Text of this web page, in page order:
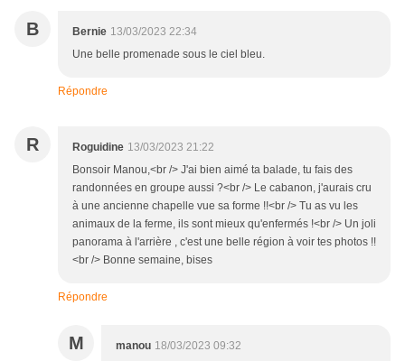
B Bernie 13/03/2023 22:34
Une belle promenade sous le ciel bleu.
Répondre
R Roguidine 13/03/2023 21:22
Bonsoir Manou,<br /> J'ai bien aimé ta balade, tu fais des
randonnées en groupe aussi ?<br /> Le cabanon, j'aurais cru
à une ancienne chapelle vue sa forme !!<br /> Tu as vu les
animaux de la ferme, ils sont mieux qu'enfermés !<br /> Un joli
panorama à l'arrière , c'est une belle région à voir tes photos !!
<br /> Bonne semaine, bises
Répondre
M manou 18/03/2023 09:32